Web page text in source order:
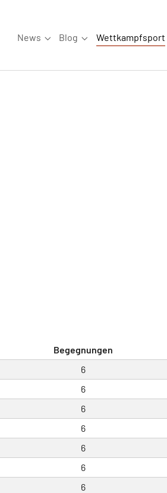
News
Submenu for "News"
Blog
Submenu for "Blog"
Wettkampfsport
Begegnungen
6
6
6
6
6
6
6